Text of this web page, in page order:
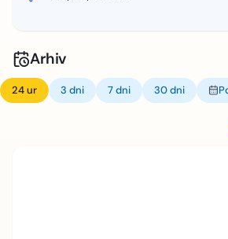
Arhiv
24 ur 3 dni 7 dni 30 dni